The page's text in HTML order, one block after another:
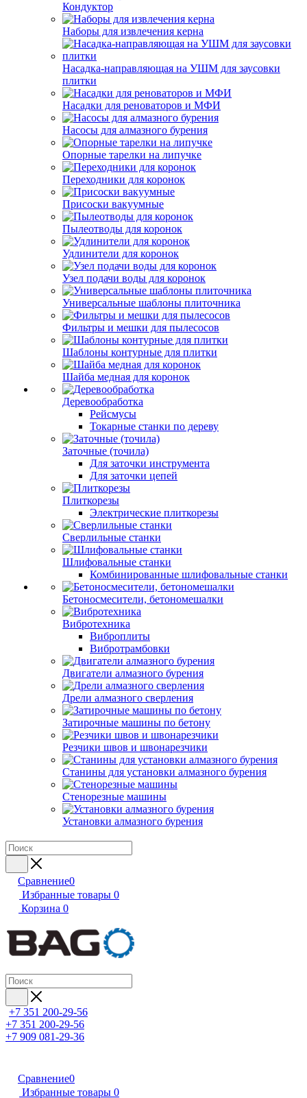
Кондуктор
Наборы для извлечения керна
Насадка-направляющая на УШМ для заусовки
плитки
Насадки для реноваторов и МФИ
Насосы для алмазного бурения
Опорные тарелки на липучке
Переходники для коронок
Присоски вакуумные
Пылеотводы для коронок
Удлинители для коронок
Узел подачи воды для коронок
Универсальные шаблоны плиточника
Фильтры и мешки для пылесосов
Шаблоны контурные для плитки
Шайба медная для коронок
Деревообработка
Рейсмусы
Токарные станки по дереву
Заточные (точила)
Для заточки инструмента
Для заточки цепей
Плиткорезы
Электрические плиткорезы
Сверлильные станки
Шлифовальные станки
Комбинированные шлифовальные станки
Бетоносмесители, бетономешалки
Вибротехника
Виброплиты
Вибротрамбовки
Двигатели алмазного бурения
Дрели алмазного сверления
Затирочные машины по бетону
Резчики швов и швонарезчики
Станины для установки алмазного бурения
Стенорезные машины
Установки алмазного бурения
Сравнение0
Избранные товары 0
Корзина 0
+7 351 200-29-56
+7 351 200-29-56
+7 909 081-29-36
Сравнение0
Избранные товары 0